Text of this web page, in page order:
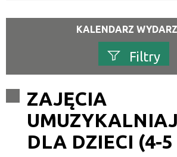
KALENDARZ
Filtry
Kategoria
Trwające w zakresie
ZAJĘCIA
DLA DZIECI (4-